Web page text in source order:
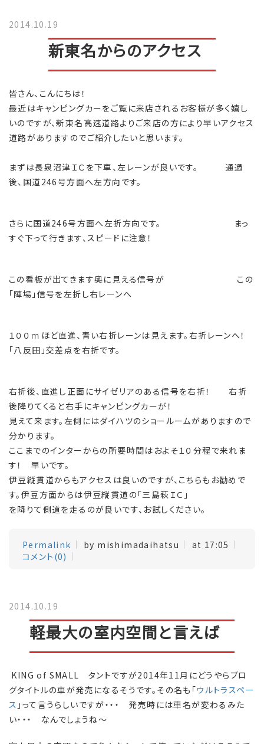
2014.10.19
新東名からのアクセス
皆さん、こんにちは！
最近はキャンピングカーをご覧に来店されるお客様が多く嬉し
いのですが、新東名高速道路よりご来店の方により早いアクセス
道路がありますのでご紹介したいと思います。
まずは長泉沼津ＩＣを下車、左レーンが良いです。 通過
後、国道246号方面へ左方向です。
さらに国道246号方面へ左折方向です。 まっ
すぐ下って行きます、スピードに注意！
この看板が出てきます奥に見える信号が この
「陣場」信号を左折し右レーンへ
１００ｍほど直進、青い右折レーンは見えます。右折レーンへ！
「八反田」交差点を右折です。
右折後、直進し正面にサイゼリアのある信号を右折！ 右折
後降りてくると右手にキャンピングカーが！
見えて来ます。左側にはダイハツのショールームがありますので
分かります。
ここまでのインターからの所要時間はおよそ１０分程で来れま
す！ 早いです。
伊豆縦貫道からもアクセスは良いのですが、こちらもお勧めで
す。伊豆方面からは伊豆縦貫道の「三島萩ＩＣ」
を降りて側道を走るのが良いです、お試しください。
Permalink by mishimadaihatsu
at 17:05
コメント(0)
2014.10.19
軽最大の室内空間と言えば
KING of SMALL タントですが2014年11月にどうやらブロ
グタイトルの車が発売になるそうです。その名も「ウルトラスペー
ス 」って言うらしいですが・・・ 発売時には車名が変わるみた
い・・・ なんでしょうね～